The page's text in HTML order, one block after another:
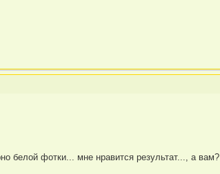
белой фотки... мне нравится результат..., а вам?